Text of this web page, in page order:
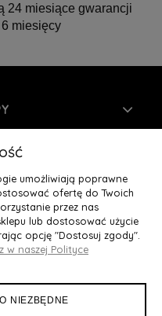
24 miesiące gwarancji
miesięcy
umożliwiają poprawne
ofertę do Twoich
przez nas
lub dostosować użycie
opcję "Dostosuj zgody".
w naszej Polityce
NIEZBĘDNE